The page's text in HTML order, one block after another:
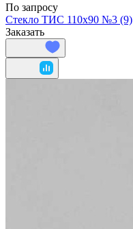
По запросу
Стекло ТИС 110х90 №3 (9)
Заказать